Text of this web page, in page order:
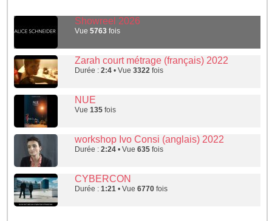
Showreel 2026
Vue5763 fois
Zarah court métrage (français) 2022
Durée :2:4 • Vue3322 fois
NUE
Vue135 fois
workshop Ivo Consi (anglais) 2022
Durée :2:24 • Vue635 fois
CYBERCON
Durée :1:21 • Vue6770 fois